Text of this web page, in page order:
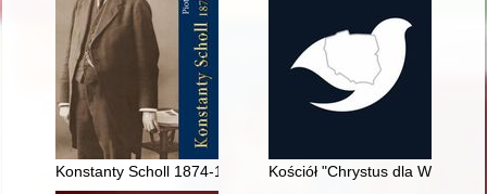
Konstanty Scholl 1874-1930 : w 150 rocznicę urodzin
Kościół "Chrystus dla